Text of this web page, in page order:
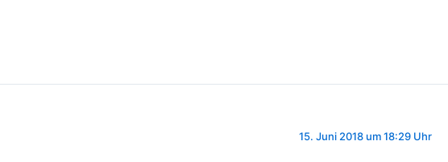
15. Juni 2018 um 18:29 Uhr